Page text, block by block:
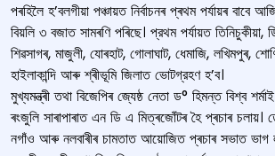
পৰহিলৈ হ’বলগীয়া পঞ্চায়ত নিৰ্বাচনৰ প্ৰথম পৰ্যায়ৰ বাবে
বিয়লি ৩ বজাত সামৰণি পৰিছে। প্রথম পৰ্যায়ত
শিৱসাগৰ, মাজুলী, যোৰহাট, গোলাঘাট, ধেমাজি, লখিমপুৰ,
হাইলাকান্দি আৰু শ্ৰীভূমি জিলাত ভোটগ্রহণ হ’ব।
মুখ্যমন্ত্ৰী তথা বিজেপিৰ জ্যেষ্ঠ নেতা ড° হিমন্ত বিশ্ব
ৰংজুলি সাৰাপাৰাত এন ডি এ মিত্ৰজোঁটৰ হৈ প্ৰচাৰ চলায়।
নগাঁও আৰু নলবাৰীৰ চামতাত আয়োজিত প্ৰচাৰ সভাত ভাগ